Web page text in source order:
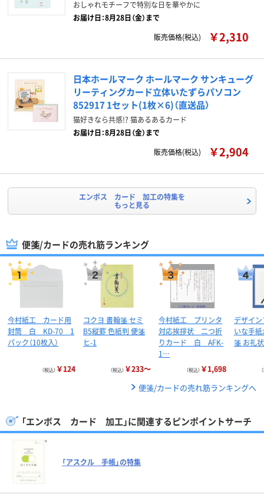
おしゃれモチーフで特別な日を華やかに
お届け日：8月28日（金）まで
販売価格(税込)
￥2,310
日本ホールマーク ホールマーク サンキューグ
リーティングカード立体いたずらパソコン
852917 1セット(1枚×6)（直送品）
猫好きなら共感!? 猫あるあるカード
お届け日：8月28日（金）まで
販売価格(税込)
￥2,904
エンボス カード 加工の特集を
もっと見る
便箋/カードの売れ筋ランキング
今村紙工 カード用
封筒 白 KD-70 1
パック（10枚入）
（税込） ￥124
コクヨ 書翰箋 セミ
B5縦罫 色紙判 便箋
ヒ-1
（税込） ￥233～
今村紙工 プリンタ
対応挨拶状 二つ折
りカード 白 AFK-
1…
（税込） ￥1,698
デザイ
いな手
箋 お礼
便箋/カードの売れ筋ランキングへ
「エンボス カード 加工」に関連するピンポイントサーチ
「アスクル 手帳」の特集